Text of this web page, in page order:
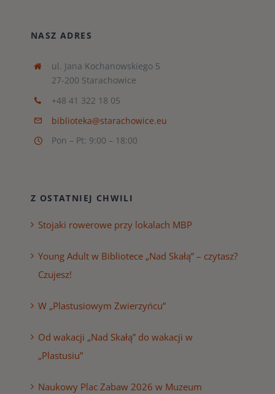
NASZ ADRES
ul. Jana Kochanowskiego 5
27-200 Starachowice
+48 41 322 18 05
biblioteka@starachowice.eu
Pon – Pt: 9:00 – 18:00
Z OSTATNIEJ CHWILI
Stojaki rowerowe przy lokalach MBP
Young Adult w Bibliotece „Nad Skałą” – czytasz?
Czujesz!
W „Plastusiowym Zwierzyńcu”
Od wakacji „Nad Skałą” do wakacji w
„Plastusiu”
Naukowy Plac Zabaw 2026 w Muzeum